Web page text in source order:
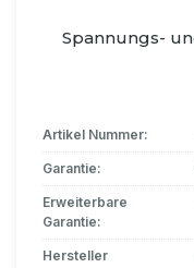
Spannungs-
Artikel Nummer:
Garantie:
Erweiterbare
Garantie:
Hersteller